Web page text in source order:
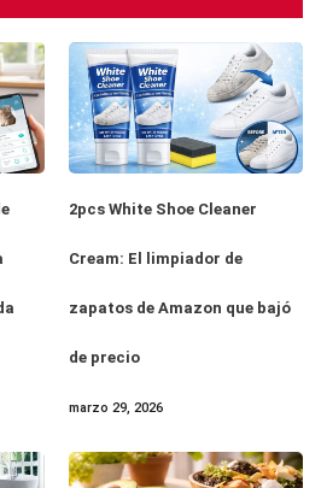
2pcs White Shoe Cleaner
Cream: El limpiador de
zapatos de Amazon que bajó
de precio
marzo 29, 2026